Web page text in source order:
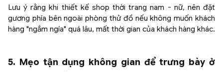
Lưu ý rằng khi thiết kế shop thời trang nam - nữ, nên đặt
gương phía bên ngoài phòng thử đồ nếu không muốn khách
hàng "ngắm ngía" quá lâu, mất thời gian của khách hàng khác.
5. Mẹo tận dụng không gian để trưng bày ở